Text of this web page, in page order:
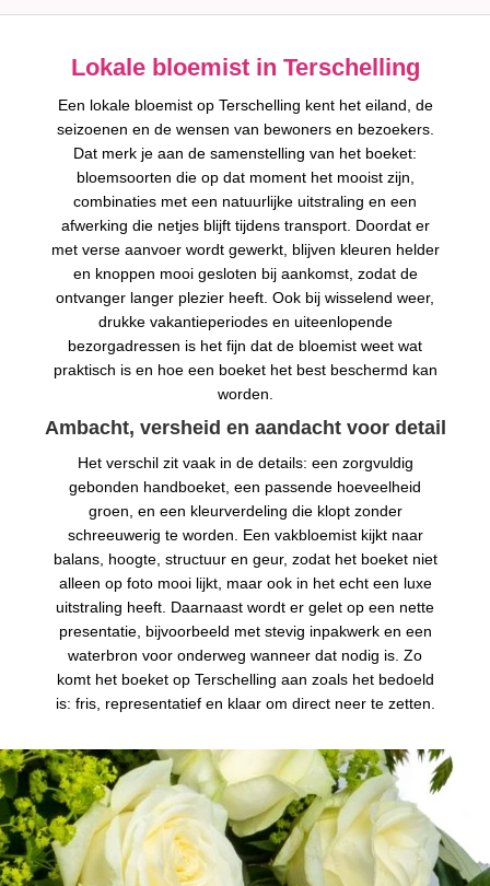
Lokale bloemist in Terschelling
Een lokale bloemist op Terschelling kent het eiland, de
seizoenen en de wensen van bewoners en bezoekers.
Dat merk je aan de samenstelling van het boeket:
bloemsoorten die op dat moment het mooist zijn,
combinaties met een natuurlijke uitstraling en een
afwerking die netjes blijft tijdens transport. Doordat er
met verse aanvoer wordt gewerkt, blijven kleuren helder
en knoppen mooi gesloten bij aankomst, zodat de
ontvanger langer plezier heeft. Ook bij wisselend weer,
drukke vakantieperiodes en uiteenlopende
bezorgadressen is het fijn dat de bloemist weet wat
praktisch is en hoe een boeket het best beschermd kan
worden.
Ambacht, versheid en aandacht voor detail
Het verschil zit vaak in de details: een zorgvuldig
gebonden handboeket, een passende hoeveelheid
groen, en een kleurverdeling die klopt zonder
schreeuwerig te worden. Een vakbloemist kijkt naar
balans, hoogte, structuur en geur, zodat het boeket niet
alleen op foto mooi lijkt, maar ook in het echt een luxe
uitstraling heeft. Daarnaast wordt er gelet op een nette
presentatie, bijvoorbeeld met stevig inpakwerk en een
waterbron voor onderweg wanneer dat nodig is. Zo
komt het boeket op Terschelling aan zoals het bedoeld
is: fris, representatief en klaar om direct neer te zetten.